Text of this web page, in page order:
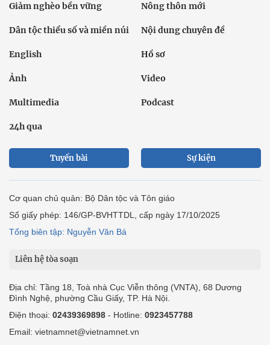
Giảm nghèo bền vững Nông thôn mới
Dân tộc thiểu số và miền núi Nội dung chuyên đề
English Hồ sơ
Ảnh Video
Multimedia Podcast
24h qua
Tuyến bài Sự kiện
Cơ quan chủ quản: Bộ Dân tộc và Tôn giáo
Số giấy phép: 146/GP-BVHTTDL, cấp ngày 17/10/2025
Tổng biên tập: Nguyễn Văn Bá
Liên hệ tòa soạn
Địa chỉ: Tầng 18, Toà nhà Cục Viễn thông (VNTA), 68 Dương
Đình Nghệ, phường Cầu Giấy, TP. Hà Nội.
Điện thoại: 02439369898 - Hotline: 0923457788
Email: vietnamnet@vietnamnet.vn